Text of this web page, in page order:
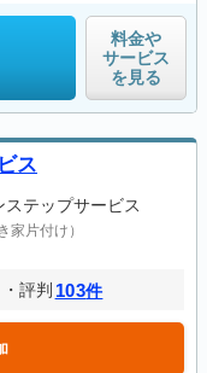
料金や
サービス
を見る
ス
テップサービス
家片付け）
評判 103件